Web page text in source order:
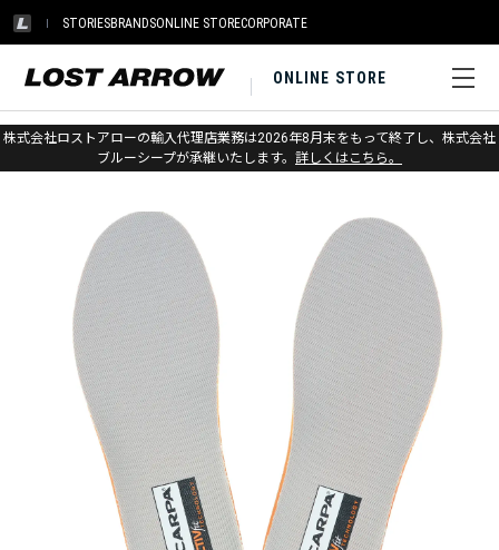
STORIESBRANDSONLINE STORECORPORATE
ONLINE STORE
株式会社ロストアローの輸入代理店業務は2026年8月末をもって終了し、株式会社
ブルーシープが承継いたします。 詳しくはこちら。
ホーム > スカルパ > アパレル＆アクセサリー